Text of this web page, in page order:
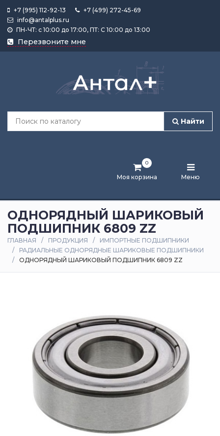
+7 (995) 112-92-13
+7 (499) 272-45-69
info@antalplus.ru
ПН-ЧТ: с 10:00 до 17:00, ПТ: С 10:00 до 13:00
Перезвоните мне
Найти
Моя корзина
0
Меню
Каталог
продукции
Лента
и
статьи
Оплата
доставка
ОДНОРЯДНЫЙ ШАРИКОВЫЙ
ПОДШИПНИК 6809 ZZ
ГЛАВНАЯ ПРОДУКЦИЯ
ИМПОРТНЫЕ ПОДШИПНИКИ
РАДИАЛЬНЫЕ ОДНОРЯДНЫЕ ШАРИКОВЫЕ ПОДШИПНИКИ
ОДНОРЯДНЫЙ ШАРИКОВЫЙ ПОДШИПНИК 6809 ZZ